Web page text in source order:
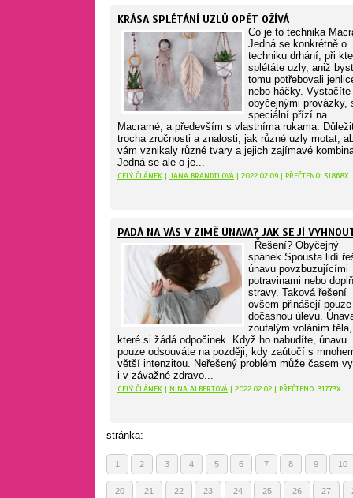
KRÁSA SPLÉTÁNÍ UZLŮ OPĚT OŽÍVÁ
Co je to technika
Jedná se konkrétně o
techniku drhání, při
splétáte uzly, aniž
tomu potřebovali
nebo háčky.
obyčejnými provázky,
speciální přízí na
Macramé, a především s vlastníma rukama.
trocha zručnosti a znalosti, jak různé uzly motat,
vám vznikaly různé tvary a jejich zajímavé
Jedná se ale o je...
CELÝ ČLÁNEK | JANA BRANDTLOVÁ | 2022.02.09 | PŘEČTENO: 31868X
PADÁ NA VÁS V ZIMĚ ÚNAVA? JAK SE JÍ
Řešení? Obyčejný
spánek Spousta lidí
únavu povzbuzujícími
potravinami nebo
stravy. Taková řešení
ovšem přinášejí pouze
dočasnou úlevu.
zoufalým voláním těla,
které si žádá odpočinek. Když ho nabudíte, únavu
pouze odsouváte na později, kdy zaútočí s
větší intenzitou. Neřešený problém může časem
i v závažné zdravo...
CELÝ ČLÁNEK | NINA ALBERTOVÁ | 2022.02.02 | PŘEČTENO: 31773X
stránka:
1 2 3 4 5 6 7 8 9 10
20 21 22 23 24 25 26 27